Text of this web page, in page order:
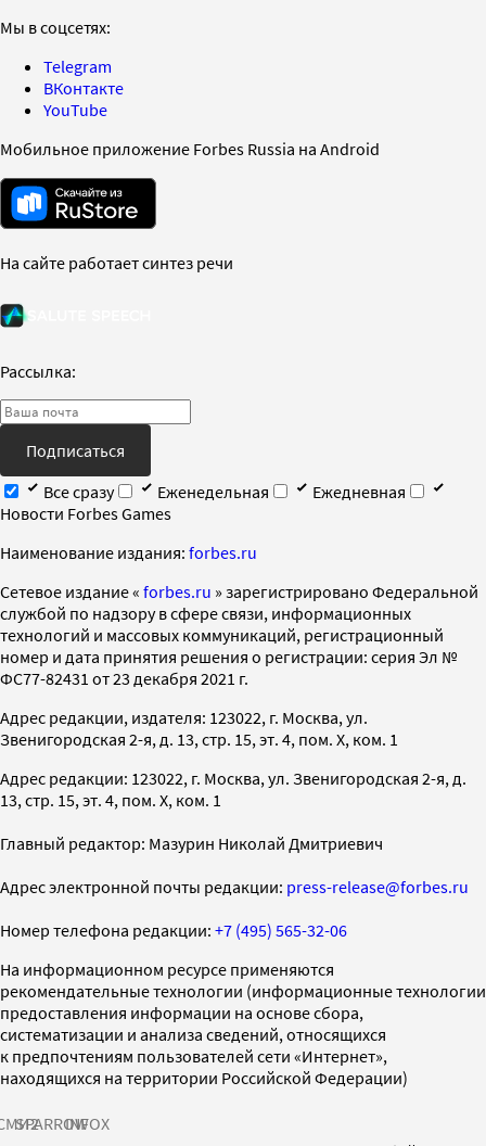
Мы в соцсетях:
Telegram
ВКонтакте
YouTube
Мобильное приложение Forbes Russia на Android
На сайте работает синтез речи
Рассылка:
Подписаться
Все сразу
Еженедельная
Ежедневная
Новости Forbes Games
Наименование издания: forbes.ru
Cетевое издание « forbes.ru » зарегистрировано Федеральной
службой по надзору в сфере связи, информационных
технологий и массовых коммуникаций, регистрационный
номер и дата принятия решения о регистрации: серия Эл №
ФС77-82431 от 23 декабря 2021 г.
Адрес редакции, издателя: 123022, г. Москва, ул.
Звенигородская 2-я, д. 13, стр. 15, эт. 4, пом. X, ком. 1
Адрес редакции: 123022, г. Москва, ул. Звенигородская 2-я, д.
13, стр. 15, эт. 4, пом. X, ком. 1
Главный редактор: Мазурин Николай Дмитриевич
Адрес электронной почты редакции: press-release@forbes.ru
Номер телефона редакции: +7 (495) 565-32-06
На информационном ресурсе применяются
рекомендательные технологии (информационные технологии
предоставления информации на основе сбора,
систематизации и анализа сведений, относящихся
к предпочтениям пользователей сети «Интернет»,
находящихся на территории Российской Федерации)
SPARROWINFOX